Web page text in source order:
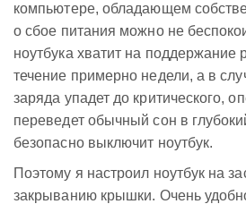
компьютере, обладающем
о сбое питания можно не
ноутбука хватит на поддержание
течение примерно недели, а в
заряда упадет до критического,
переведет обычный сон в
безопасно выключит ноутбук.
Поэтому я настроил ноутбук на
закрыванию крышки. Очень